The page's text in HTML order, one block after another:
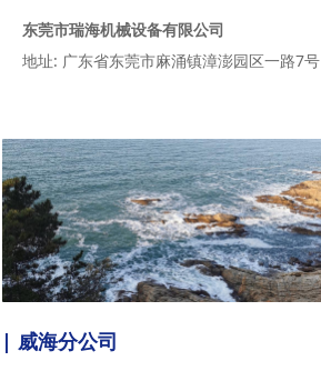
东莞市瑞海机械设备有限公司
地址: 广东省东莞市麻涌镇漳澎园区一路7号
| 威海分公司